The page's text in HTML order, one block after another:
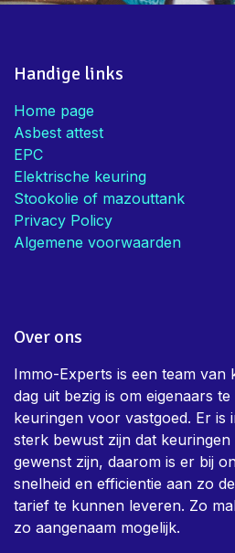
Handige links
Home page
Asbest attest
EPC
Elektrische keuring
Stookolie of mazouttank
Privacy Policy
Algemene voorwaarden
Over ons
Immo-Experts is een team van
dag uit bezig is om eigenaars
keuringen voor vastgoed. Er is
sterk bewust zijn dat
gewenst zijn, daarom is er bij
snelheid en efficientie aan zo
tarief te kunnen leveren. Zo
zo aangenaam mogelijk.